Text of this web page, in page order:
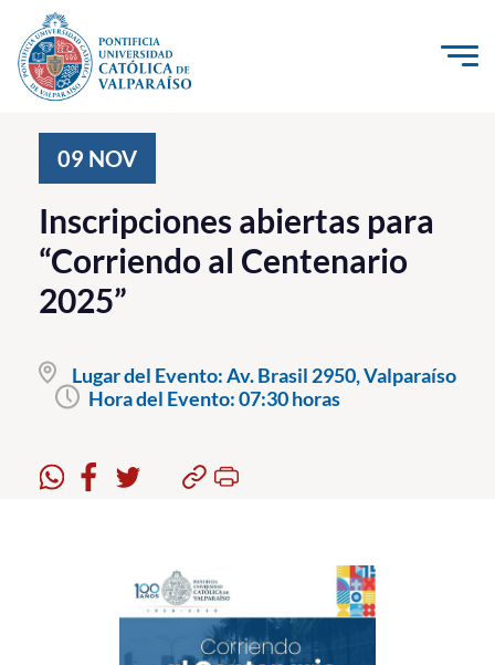
Click acá para ir directamente al contenido
Investigación, Creación e Innovación
PUCV Internacional
Vinculación con el Medio
Pregrado
Formación Continua
09 NOV
Inscripciones abiertas para
“Corriendo al Centenario
2025”
Lugar del Evento:Av. Brasil 2950, Valparaíso
Hora del Evento:07:30 horas